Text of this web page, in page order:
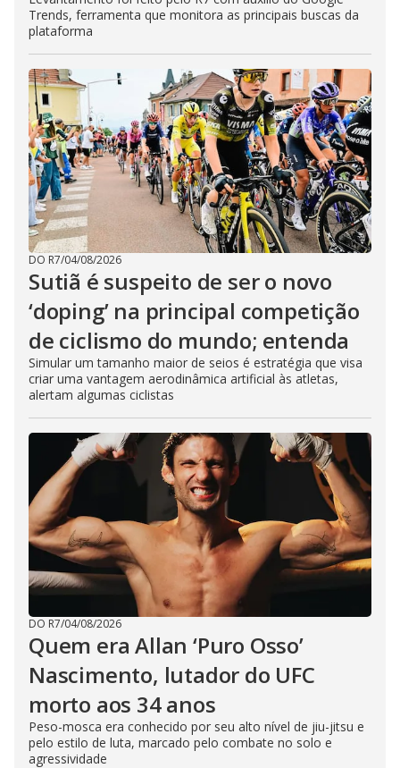
Trends, ferramenta que monitora as principais buscas da
plataforma
DO R7/04/08/2026
Sutiã é suspeito de ser o novo
‘doping’ na principal competição
de ciclismo do mundo; entenda
Simular um tamanho maior de seios é estratégia que visa
criar uma vantagem aerodinâmica artificial às atletas,
alertam algumas ciclistas
DO R7/04/08/2026
Quem era Allan ‘Puro Osso’
Nascimento, lutador do UFC
morto aos 34 anos
Peso-mosca era conhecido por seu alto nível de jiu-jitsu e
pelo estilo de luta, marcado pelo combate no solo e
agressividade